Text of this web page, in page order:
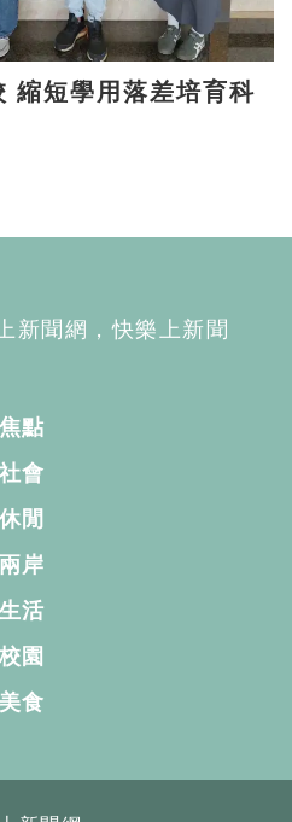
新聞網，快樂上新聞
焦點
社會
休閒
兩岸
生活
校園
美食